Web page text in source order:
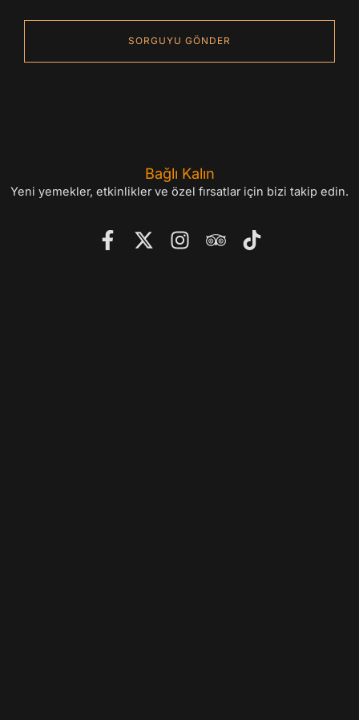
Bağlı Kalın
Yeni yemekler, etkinlikler ve özel fırsatlar için bizi takip edin.